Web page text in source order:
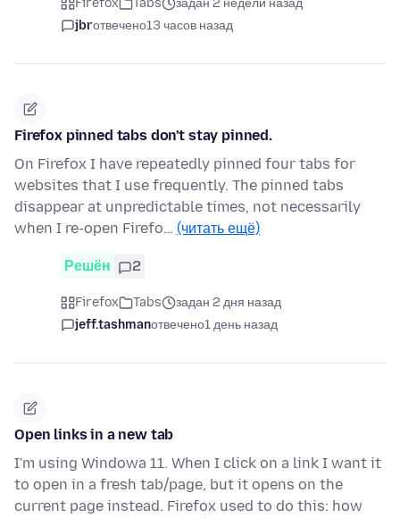
Firefox Tabs
задан 2 недели назад
jbrотвечено13 часов назад
Firefox pinned tabs don't stay pinned.
On Firefox I have repeatedly pinned four tabs for
websites that I use frequently. The pinned tabs
disappear at unpredictable times, not necessarily
when I re-open Firefo… (читать ещё)
Решён 2
Firefox Tabs
задан 2 дня назад
jeff.tashmanотвечено1 день назад
Open links in a new tab
I'm using Windowa 11. When I click on a link I want it
to open in a fresh tab/page, but it opens on the
current page instead. Firefox used to do this: how